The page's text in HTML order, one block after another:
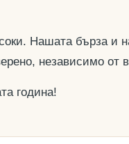
Нашата бърза и
независимо от
година!